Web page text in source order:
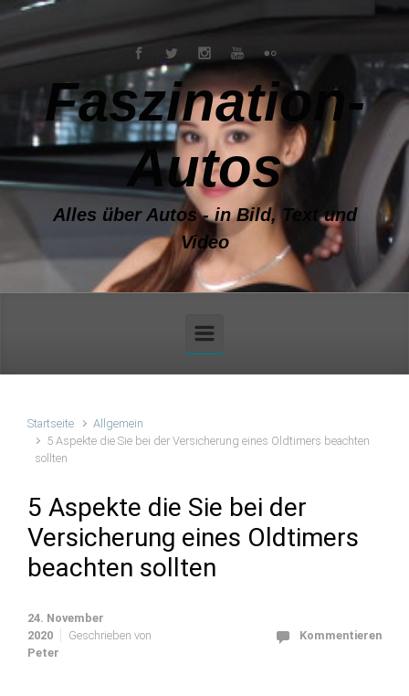
Faszination-
Autos
Alles über Autos - in Bild, Text und
Video
Startseite
Allgemein
5 Aspekte die Sie bei der Versicherung eines Oldtimers beachten
sollten
5 Aspekte die Sie bei der
Versicherung eines Oldtimers
beachten sollten
24. November
2020
Geschrieben von
Peter
Kommentieren